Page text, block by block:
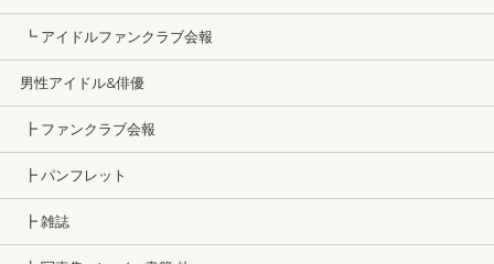
┗ アイドルファンクラブ会報
男性アイドル&俳優
┣ ファンクラブ会報
┣ パンフレット
┣ 雑誌